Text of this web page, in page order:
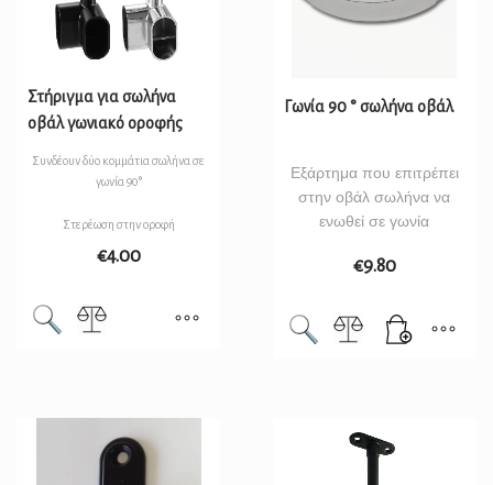
Στήριγμα για σωλήνα
οβάλ γωνιακό οροφής
Συνδέουν δύο κομμάτια σωλήνα σε
γωνία 90°
Στερέωση στην οροφή
€4.00
Γωνία 90 ° σωλήνα οβάλ
Εξάρτημα που επιτρέπει
στην οβάλ σωλήνα να
ενωθεί σε γωνία
€9.80